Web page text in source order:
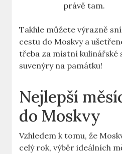
právě tam.
Takhle můžete výrazně
cestu do Moskvy a
třeba za místní kulinářské
suvenýry na památku!
Nejlepší
do Moskvy
Vzhledem k tomu, že
celý rok, výběr ideálních